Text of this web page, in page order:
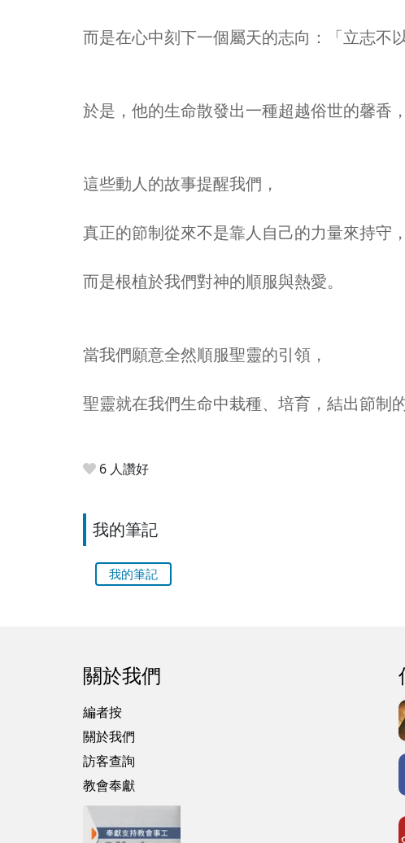
而是在心中刻下一個屬天的志向：「立志不
於是，他的生命散發出一種超越俗世的馨香
這些動人的故事提醒我們，
真正的節制從來不是靠人自己的力量來持守，
而是根植於我們對神的順服與熱愛。
當我們願意全然順服聖靈的引領，
聖靈就在我們生命中栽種、培育，結出節制
6 人讚好
我的筆記
我的筆記
關於我們
編者按
關於我們
訪客查詢
教會奉獻